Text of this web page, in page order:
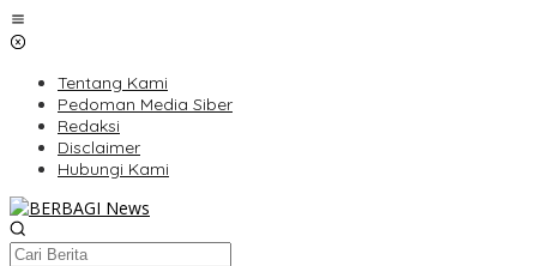
Lewati
ke
Tentang Kami
Pedoman Media Siber
Redaksi
Disclaimer
Hubungi Kami